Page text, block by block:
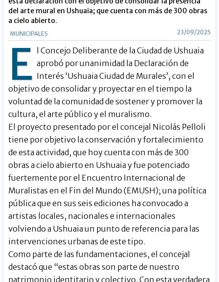
del arte mural en Ushuaia; que cuenta con más de 300 obras
a cielo abierto.
MUNICIPALES 23/09/2025
E l Concejo Deliberante de la Ciudad de Ushuaia
aprobó por unanimidad la Declaración de
Interés ‘Ushuaia Ciudad de Murales’, con el
objetivo de consolidar y proyectar en el tiempo la
voluntad de la comunidad de sostener y promover la
cultura, el arte público y el muralismo.
El proyecto presentado por el concejal Nicolás Pelloli
tiene por objetivo la conservación y fortalecimiento
de esta actividad, que hoy cuenta con más de 300
obras a cielo abierto en Ushuaia y fue potenciado
fuertemente por el Encuentro Internacional de
Muralistas en el Fin del Mundo (EMUSH); una política
pública que en sus seis ediciones ha convocado a
artistas locales, nacionales e internacionales
volviendo a Ushuaia un punto de referencia para las
intervenciones urbanas de este tipo.
Como parte de las fundamentaciones, el concejal
destacó que “estas obras son parte de nuestro
patrimonio identitario y colectivo. Con esta verdadera